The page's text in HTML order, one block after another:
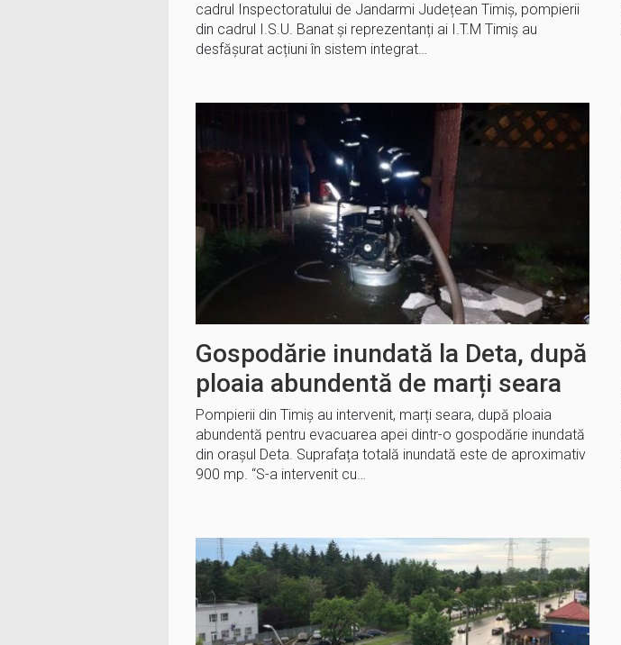
cadrul Inspectoratului de Jandarmi Județean Timiș, pompierii
din cadrul I.S.U. Banat și reprezentanți ai I.T.M Timiș au
desfășurat acțiuni în sistem integrat…
Gospodărie inundată la Deta, după
ploaia abundentă de marți seara
Pompierii din Timiș au intervenit, marți seara, după ploaia
abundentă pentru evacuarea apei dintr-o gospodărie inundată
din orașul Deta. Suprafața totală inundată este de aproximativ
900 mp. “S-a intervenit cu…